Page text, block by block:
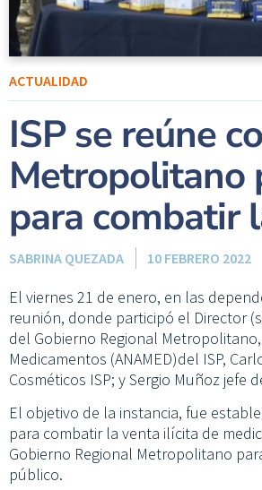
ACTUALIDAD
ISP se reúne
Metropolitano
para combatir
SABRINA QUEZADA 10 FEBRERO 2022
El viernes 21 de enero, en las
reunión, donde participó el Director
del Gobierno Regional
Medicamentos (ANAMED)del ISP,
Cosméticos ISP; y Sergio Muñoz jefe
El objetivo de la instancia, fue
para combatir la venta ilícita de
Gobierno Regional Metropolitano
público.